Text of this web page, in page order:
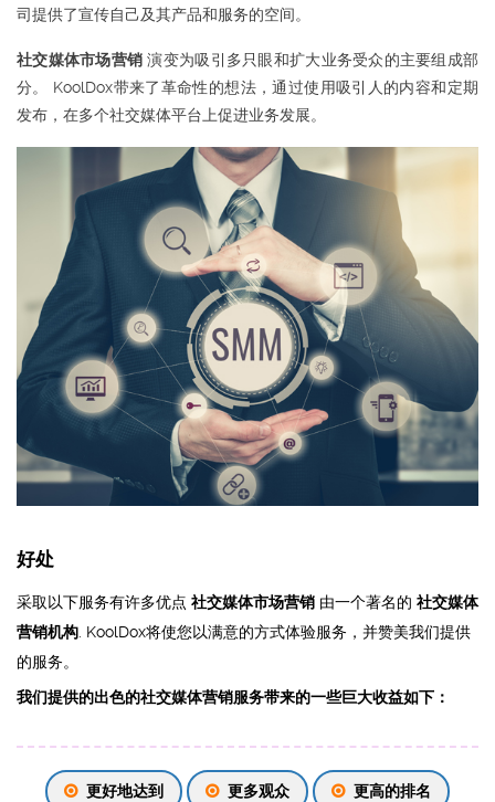
司提供了宣传自己及其产品和服务的空间。
社交媒体市场营销 演变为吸引多只眼和扩大业务受众的主要组成部
分。 KoolDox带来了革命性的想法，通过使用吸引人的内容和定期
发布，在多个社交媒体平台上促进业务发展。
好处
采取以下服务有许多优点 社交媒体市场营销 由一个著名的 社交媒体
营销机构. KoolDox将使您以满意的方式体验服务，并赞美我们提供
的服务。
我们提供的出色的社交媒体营销服务带来的一些巨大收益如下：
更好地达到 更多观众 更高的排名